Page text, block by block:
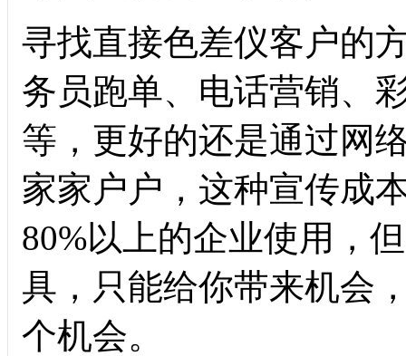
寻找直接色差仪客户的
务员跑单、电话营销、
等，更好的还是通过网
家家户户，这种宣传成
80%以上的企业使用，
具，只能给你带来机会
个机会。